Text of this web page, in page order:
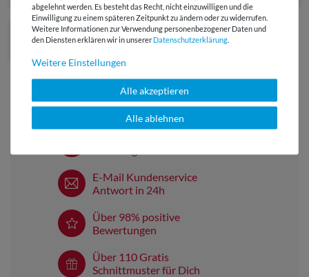
E-Mail Kundenservice
Antwort in 24h
Über 98% positive
Bewertungen
Über 110 Gratis
Schnittmuster für Dich
abgelehnt werden. Es besteht das Recht, nicht einzuwilligen und die
Einwilligung zu einem späteren Zeitpunkt zu ändern oder zu widerrufen.
Weitere Informationen zur Verwendung personenbezogener Daten und
den Diensten erklären wir in unserer Daten­schutz­erklärung
Weitere Einstellungen
Alle akzeptieren
Alle ablehnen